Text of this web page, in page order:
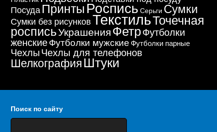
Посуда Принты Роспись Серьги Сумки
Сумки без рисунков ТекстильТочечная
росписьУкрашения ФетрФутболки
женскиеФутболки мужские Футболки парные
Чехлы Чехлы для телефонов
Шелкография Штуки
Поиск по сайту